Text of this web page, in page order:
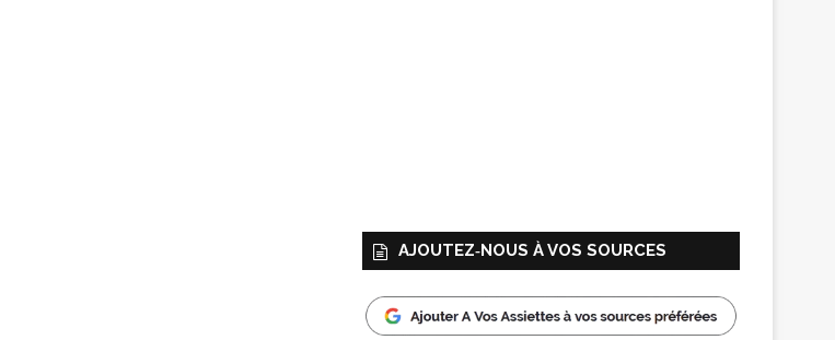
AJOUTEZ‑NOUS À VOS SOURCES